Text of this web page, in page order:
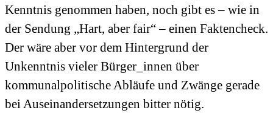
Kenntnis genommen haben, noch gibt es – wie in
der Sendung „Hart, aber fair“ – einen Faktencheck.
Der wäre aber vor dem Hintergrund der
Unkenntnis vieler Bürger_innen über
kommunalpolitische Abläufe und Zwänge gerade
bei Auseinandersetzungen bitter nötig.